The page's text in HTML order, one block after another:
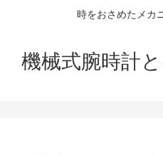
時をおさめたメカ
機械式腕時計